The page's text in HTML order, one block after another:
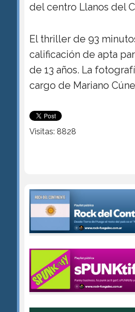
del centro Llanos del
El thriller de 93
calificación de apta
de 13 años. La
cargo de Mariano
Visitas: 8828